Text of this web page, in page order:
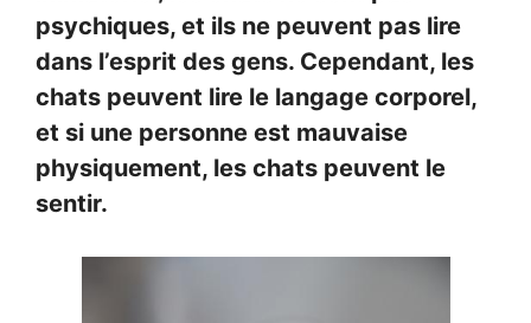
psychiques, et ils ne peuvent pas lire
dans l’esprit des gens. Cependant, les
chats peuvent lire le langage corporel,
et si une personne est mauvaise
physiquement, les chats peuvent le
sentir.